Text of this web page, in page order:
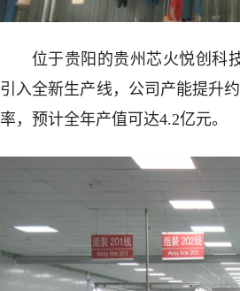
位于贵阳的贵州芯火悦创科
引入全新生产线，公司产能提升
率，预计全年产值可达4.2亿元。